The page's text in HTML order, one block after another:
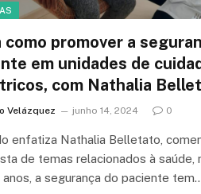
como promover a
em unidades de
com Nathalia
Velázquez junho 14, 2024 0
enfatiza Nathalia Belletato,
de temas relacionados à saúde,
a segurança do paciente